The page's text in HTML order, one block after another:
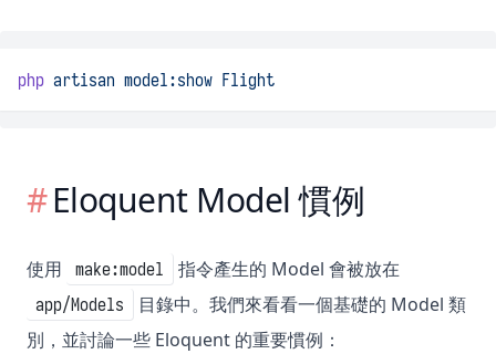
php artisan model:show Flight
Eloquent Model 慣例
使用 make:model 指令產生的 Model 會被放在
app/Models
目錄中。我們來看看一個基礎的 Model 類
別，並討論一些 Eloquent 的重要慣例：